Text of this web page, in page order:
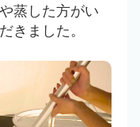
蒸した方がい
きました。